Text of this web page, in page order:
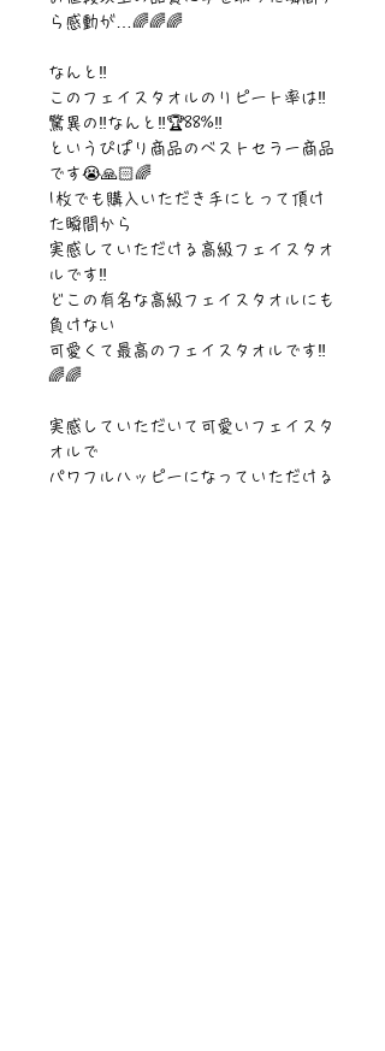
ら感動が…🌈🌈🌈
なんと‼️
このフェイスタオルのリピート率は‼️
驚異の‼️なんと‼️🏆88%‼️
というぴぱり商品のベストセラー商品
です😭🙏🏻🌈
1枚でも購入いただき手にとって頂け
た瞬間から
実感していただける高級フェイスタオ
ルです‼️
どこの有名な高級フェイスタオルにも
負けない
可愛くて最高のフェイスタオルです‼️
🌈🌈
実感していただいて可愛いフェイスタ
オルで
パワフルハッピーになっていただける